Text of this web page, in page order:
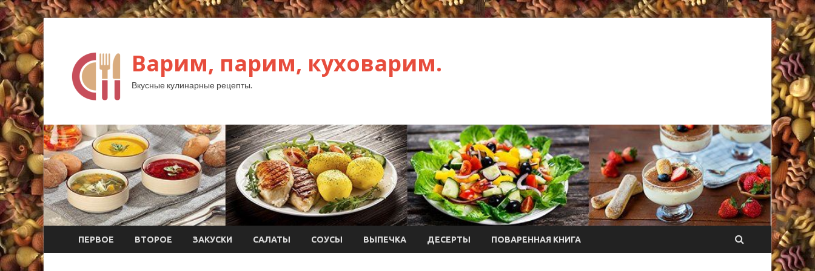
Варим, парим, куховарим.
Вкусные кулинарные рецепты.
ПЕРВОЕ ВТОРОЕ ЗАКУСКИ САЛАТЫ СОУСЫ ВЫПЕЧКА ДЕСЕРТЫ ПОВАРЕННАЯ КНИГА